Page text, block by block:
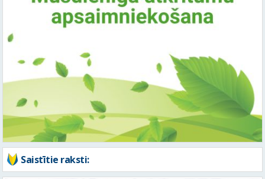
Saistītie raksti: